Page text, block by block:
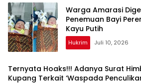
Warga Amarasi
Penemuan Bayi
Kayu Putih
Hukrim Juli 10, 2026
Ternyata Hoaks!!! Adanya Surat
Kupang Terkait ‘Waspada